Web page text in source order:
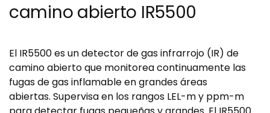
camino abierto IR5500
El IR5500 es un detector de gas infrarrojo (IR) de
camino abierto que monitorea continuamente las
fugas de gas inflamable en grandes áreas
abiertas. Supervisa en los rangos LEL-m y ppm-m